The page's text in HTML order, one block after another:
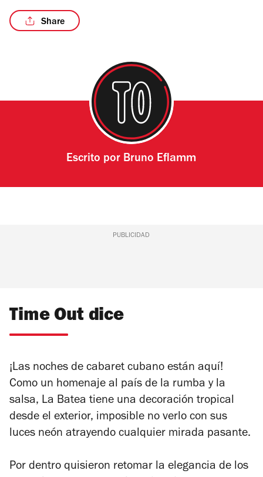
Share
Escrito por Bruno Eflamm
PUBLICIDAD
Time Out dice
¡Las noches de cabaret cubano están aquí!
Como un homenaje al país de la rumba y la
salsa, La Batea tiene una decoración tropical
desde el exterior, imposible no verlo con sus
luces neón atrayendo cualquier mirada pasante.
Por dentro quisieron retomar la elegancia de los